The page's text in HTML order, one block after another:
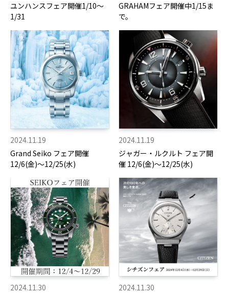
ユンハンスフェア開催1/10～
1/31
GRAHAMフェア開催中1/15ま
で。
2024.11.19
Grand Seiko フェア開催
12/6(金)～12/25(水)
2024.11.19
ジャガー・ルクルト フェア開
催 12/6(金)～12/25(水)
2024.11.30
2024.11.30